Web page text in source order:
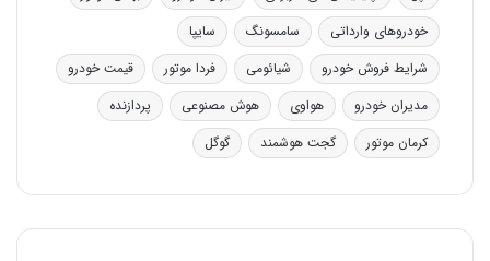
خودروهای وارداتی
سامسونگ
سایپا
شرایط فروش خودرو
شیائومی فردا موتور
قیمت خودرو
مدیران خودرو
هواوی هوش مصنوعی
پردازنده
کرمان موتور
گجت هوشمند گوگل